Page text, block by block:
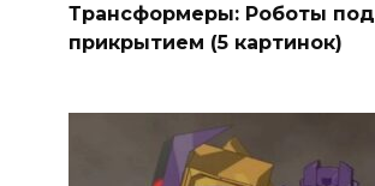
Трансформеры: Роботы под
прикрытием (5 картинок)